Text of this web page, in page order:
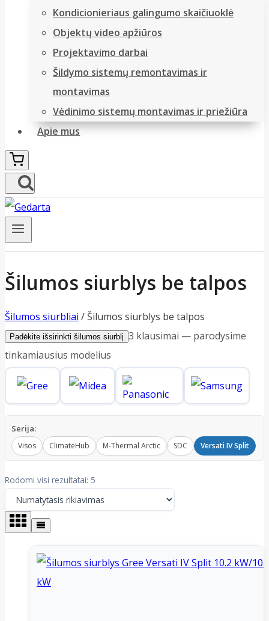
Kondicionieriaus galingumo skaičiuoklė
Objektų video apžiūros
Projektavimo darbai
Šildymo sistemų remontavimas ir
montavimas
Vėdinimo sistemų montavimas ir priežiūra
Apie mus
Šilumos siurblys be talpos
Šilumos siurbliai / Šilumos siurblys be talpos
Padėkite išsirinkti šilumos siurblį 3 klausimai — parodysime
tinkamiausius modelius
Serija:
Visos ClimateHub M-Thermal Arctic SDC Versati IV Split
Rodomi visi rezultatai: 5